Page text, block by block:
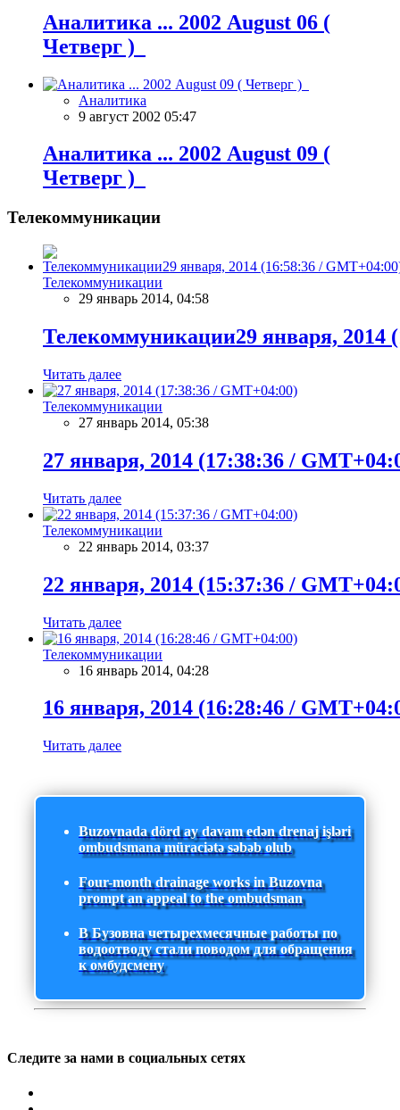
Аналитика ... 2002 August 06 (
Четверг )
Аналитика
9 август 2002 05:47
Аналитика ... 2002 August 09 (
Четверг )
Телекоммуникации
Телекоммуникации
29 январь 2014, 04:58
Телекоммуникации29 января, 2014
Читать далее
Телекоммуникации
27 январь 2014, 05:38
27 января, 2014 (17:38:36 /
Читать далее
Телекоммуникации
22 январь 2014, 03:37
22 января, 2014 (15:37:36 /
Читать далее
Телекоммуникации
16 январь 2014, 04:28
16 января, 2014 (16:28:46 /
Читать далее
Buzovnada dörd ay davam edən drenaj işləri
ombudsmana müraciətə səbəb olub
Four-month drainage works in Buzovna
prompt an appeal to the ombudsman
В Бузовна четырехмесячные работы по
водоотводу стали поводом для обращения
к омбудсмену
Следите за нами в социальных сетях